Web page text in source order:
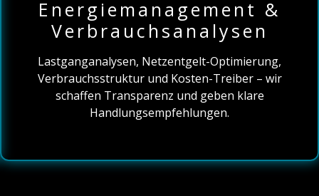
Energiemanagement &
Verbrauchsanalysen
Lastganganalysen, Netzentgelt-Optimierung,
Verbrauchsstruktur und Kosten-Treiber – wir
schaffen Transparenz und geben klare
Handlungsempfehlungen.